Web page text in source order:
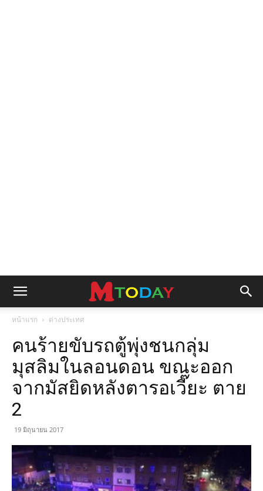
หน้าแรก ต่างประเทศ
คนร้ายขับรถตู้พุ่งชนกลุ่ม
มุสลิมในลอนดอน ขณะออก
จากมัสยิดหลังตารอเวี๊ยะ ตาย
2
19 มิถุนายน 2017